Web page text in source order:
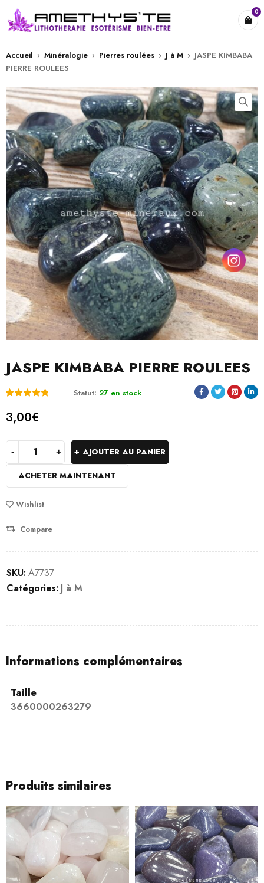
0
Accueil › Minéralogie › Pierres roulées › J à M › JASPE KIMBABA
PIERRE ROULEES
JASPE KIMBABA PIERRE ROULEES
basé
notation
Statut: 27 en stock
3,00€
AJOUTER AU PANIER
ACHETER MAINTENANT
Wishlist
Compare
SKU: A7737
Catégories: J à M
Informations complémentaires
Taille
3660000263279
Produits similaires